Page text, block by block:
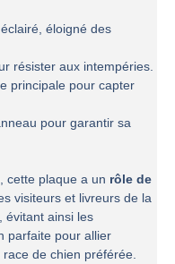
éloigné des
résister aux intempéries.
principale pour capter
pour garantir sa
cette plaque a un rôle de
visiteurs et livreurs de la
évitant ainsi les
parfaite pour allier
de chien préférée.